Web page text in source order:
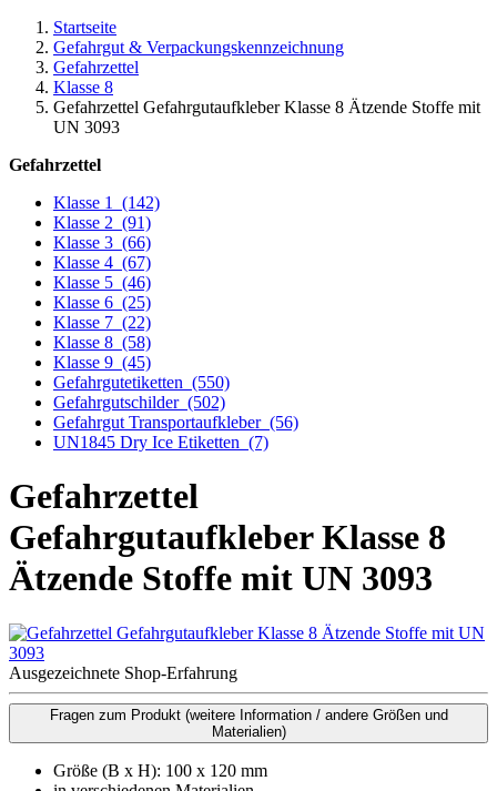
Startseite
Gefahrgut & Verpackungskennzeichnung
Gefahrzettel
Klasse 8
Gefahrzettel Gefahrgutaufkleber Klasse 8 Ätzende Stoffe mit
UN 3093
Gefahrzettel
Klasse 1
(142)
Klasse 2 (91)
Klasse 3 (66)
Klasse 4 (67)
Klasse 5 (46)
Klasse 6 (25)
Klasse 7 (22)
Klasse 8 (58)
Klasse 9 (45)
Gefahrgutetiketten (550)
Gefahrgutschilder (502)
Gefahrgut Transportaufkleber (56)
UN1845 Dry Ice Etiketten (7)
Gefahrzettel
Gefahrgutaufkleber Klasse 8
Ätzende Stoffe mit UN 3093
Ausgezeichnete Shop-Erfahrung
Fragen zum Produkt (weitere Information / andere Größen und
Materialien)
Größe (B x H): 100 x 120 mm